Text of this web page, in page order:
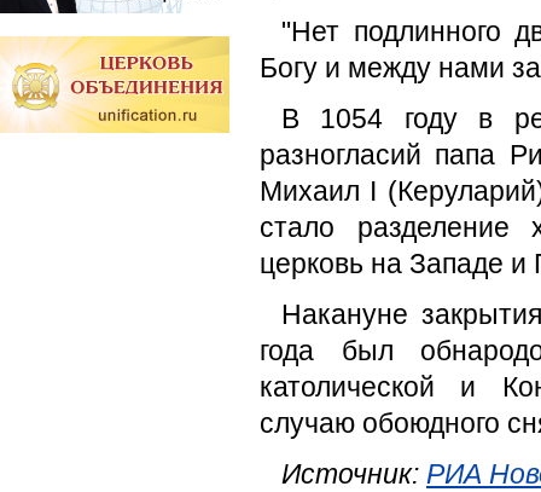
"Нет подлинного
Богу и между нами
В 1054 году в
разногласий папа
Михаил I
стало разделение
церковь на Западе и
Накануне
года был
католической и
случаю обоюдного
Источник: РИА